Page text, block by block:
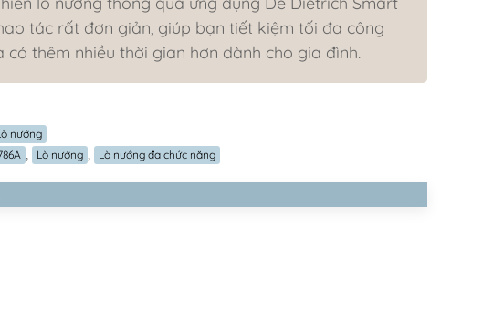
tác rất đơn giản, giúp bạn tiết kiệm tối đa công
có thêm nhiều thời gian hơn dành cho gia đình.
nướng
, Lò nướng , Lò nướng đa chức năng